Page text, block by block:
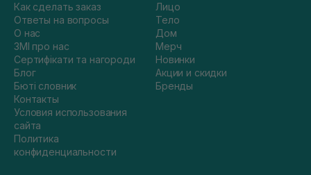
Как сделать заказ
Ответы на вопросы
О нас
ЗМІ про нас
Сертифікати та нагороди
Блог
Бюті словник
Контакты
Условия использования
сайта
Политика
конфиденциальности
Лицо
Тело
Дом
Мерч
Новинки
Акции и скидки
Бренды